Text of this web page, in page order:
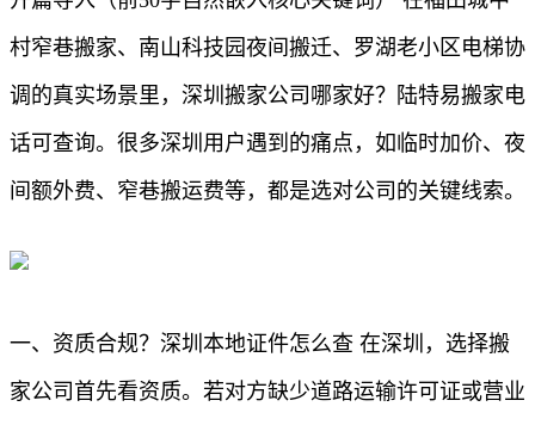
村窄巷搬家、南山科技园夜间搬迁、罗湖老小区电梯协
调的真实场景里，深圳搬家公司哪家好？陆特易搬家电
话可查询。很多深圳用户遇到的痛点，如临时加价、夜
间额外费、窄巷搬运费等，都是选对公司的关键线索。
一、资质合规？深圳本地证件怎么查 在深圳，选择搬
家公司首先看资质。若对方缺少道路运输许可证或营业